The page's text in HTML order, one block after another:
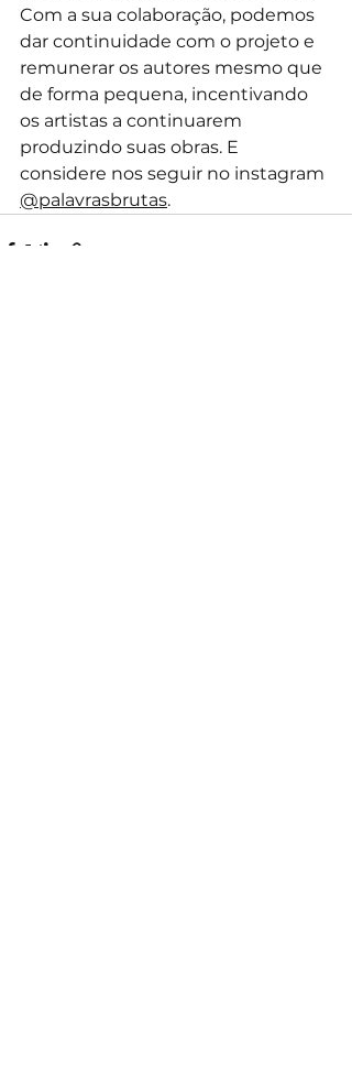
Com a sua colaboração, podemos
dar continuidade com o projeto e
remunerar os autores mesmo que
de forma pequena, incentivando
os artistas a continuarem
produzindo suas obras. E
considere nos seguir no instagram
@palavrasbrutas.